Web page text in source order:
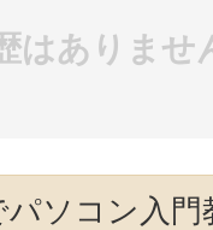
はありませ
ソコン入門